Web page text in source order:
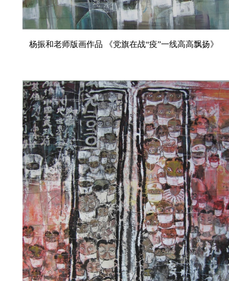
杨振和老师版画作品 《党旗在战“疫”一线高高飘扬》